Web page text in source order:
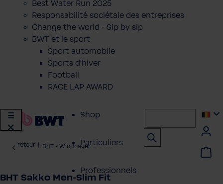
Best Water Run 2025
Responsabilité sociétale des entreprises
Change the world - Sip by sip
BWT et le sport
Sport automobile
Sports d'hiver
Football
RACE LAP AWARD
Shop
Particuliers
Professionnels
retour BHT - Windhager
BHT Sakko Men-Slim Fit